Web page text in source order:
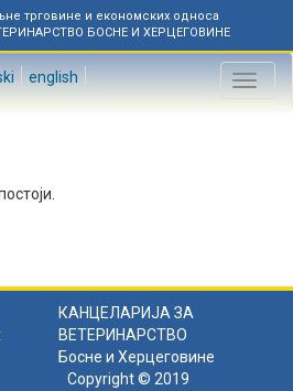
трговине и економских односа
БОСНЕ И ХЕРЦЕГОВИНЕ
english
Toggle
КАНЦЕЛАРИЈА ЗА
ВЕТЕРИНАРСТВО
Босне и Херцеговине
Copyright © 2019